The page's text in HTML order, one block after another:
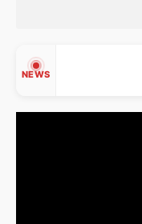
NEWS
中信慈善基金會想
駁 理由曝光
故宮《龍藏經》特